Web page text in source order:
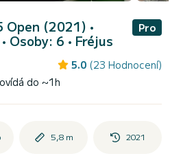
Open (2021) •
Osoby: 6 • Fréjus
Pro
5.0 (23 Hodnocení)
do ~1h
5,8 m 2021